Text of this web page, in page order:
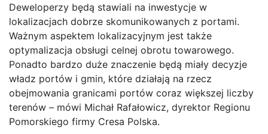
Deweloperzy będą stawiali na inwestycje w
lokalizacjach dobrze skomunikowanych z portami.
Ważnym aspektem lokalizacyjnym jest także
optymalizacja obsługi celnej obrotu towarowego.
Ponadto bardzo duże znaczenie będą miały decyzje
władz portów i gmin, które działają na rzecz
obejmowania granicami portów coraz większej liczby
terenów – mówi Michał Rafałowicz, dyrektor Regionu
Pomorskiego firmy Cresa Polska.